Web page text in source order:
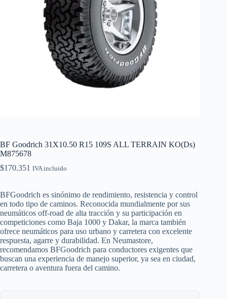
BF Goodrich 31X10.50 R15 109S ALL TERRAIN KO(Ds)
M875678
$170.351 IVA incluido
BFGoodrich es sinónimo de rendimiento, resistencia y control
en todo tipo de caminos. Reconocida mundialmente por sus
neumáticos off-road de alta tracción y su participación en
competiciones como Baja 1000 y Dakar, la marca también
ofrece neumáticos para uso urbano y carretera con excelente
respuesta, agarre y durabilidad. En Neumastore,
recomendamos BFGoodrich para conductores exigentes que
buscan una experiencia de manejo superior, ya sea en ciudad,
carretera o aventura fuera del camino.